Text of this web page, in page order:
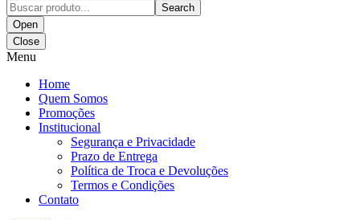
Search
Open
Close
Menu
Home
Quem Somos
Promoções
Institucional
Segurança e Privacidade
Prazo de Entrega
Política de Troca e Devoluções
Termos e Condições
Contato